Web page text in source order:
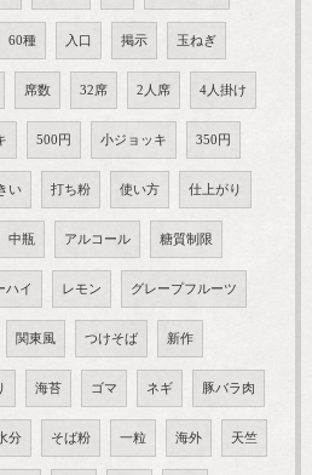
60種 入口 掲示 玉ねぎ
席数 32席 2人席 4人掛け
500円 小ジョッキ 350円
い 打ち粉 使い方 仕上がり
中瓶 アルコール 糖質制限
ハイ レモン グレープフルーツ
関東風 つけそば 新作
海苔 ゴマ ネギ 豚バラ肉
分 そば粉 一粒 海外 天竺